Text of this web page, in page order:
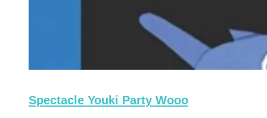
Spectacle Youki Party Wooo